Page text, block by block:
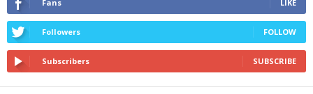
Fans LIKE
Followers FOLLOW
Subscribers SUBSCRIBE